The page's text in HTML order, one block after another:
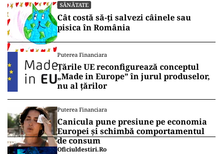
SĂNĂTATE
Cât costă să-ți salvezi câinele sau
pisica în România
Puterea Financiara
Țările UE reconfigurează conceptul
„Made in Europe” în jurul produselor,
nu al țărilor
Puterea Financiara
Canicula pune presiune pe economia
Europei și schimbă comportamentul
de consum
Oficiuldestiri.ro